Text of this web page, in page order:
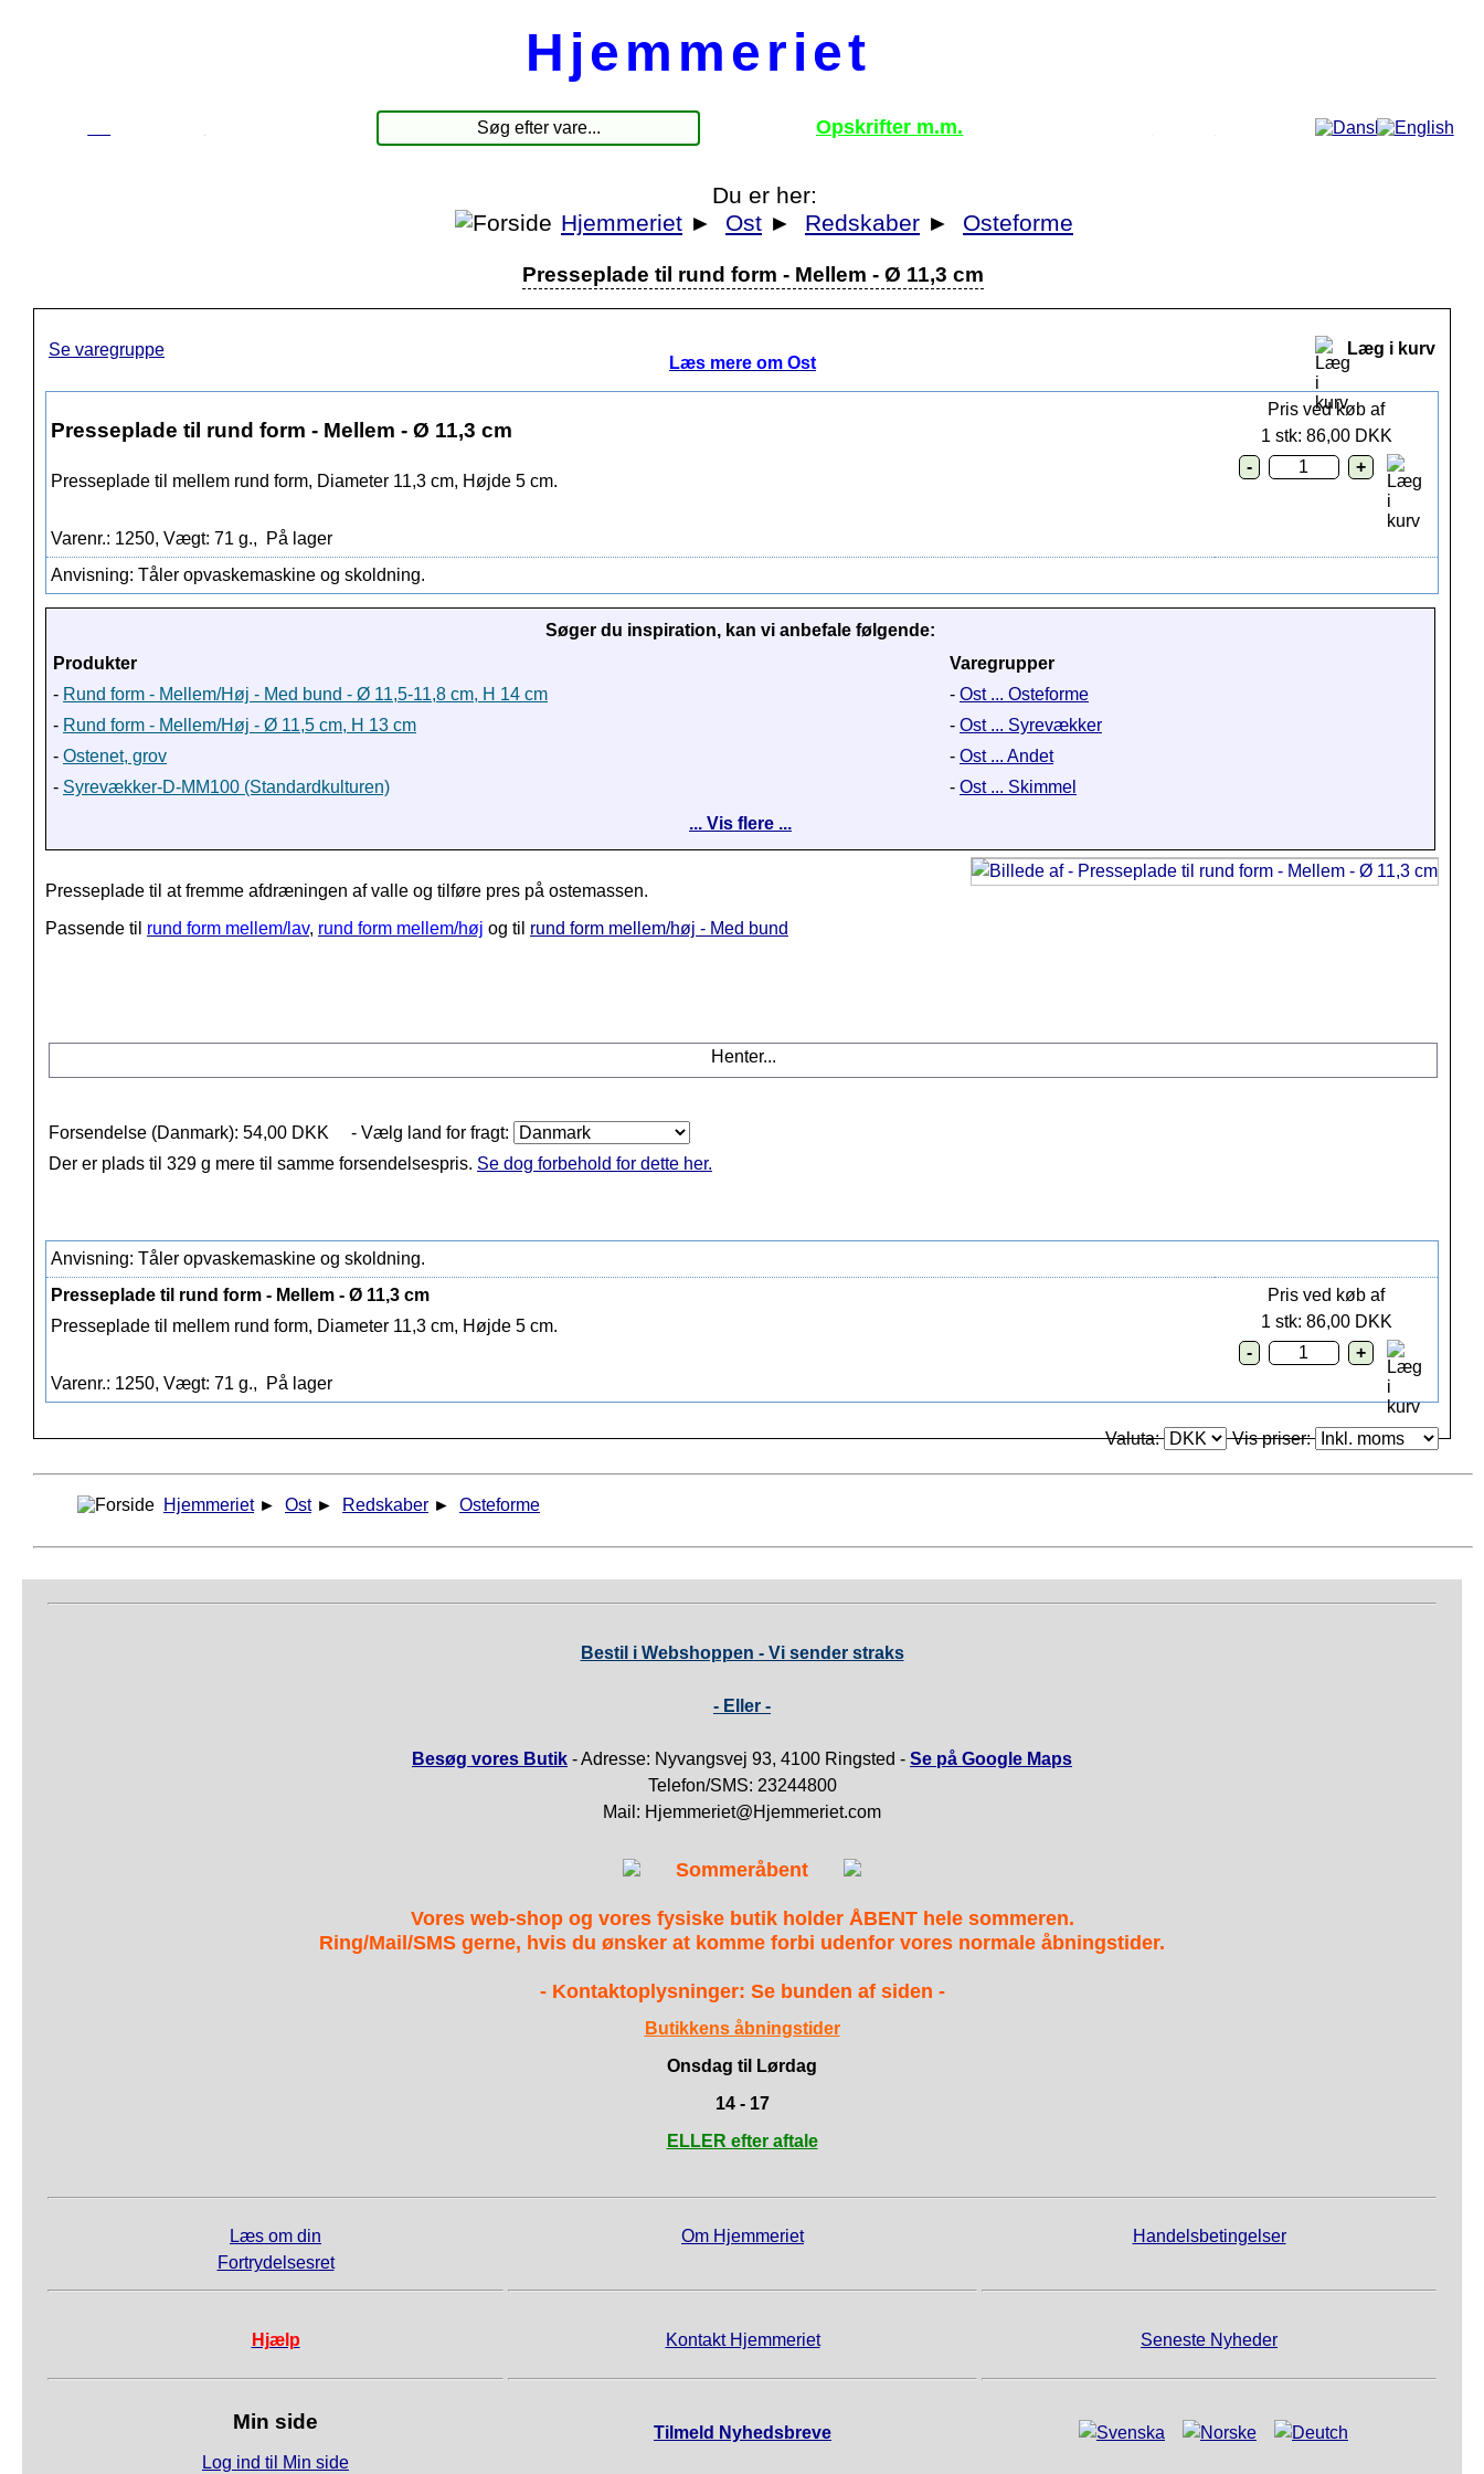
Hjemmeriet
Opskrifter m.m.
Du er her:
Hjemmeriet ► Ost ► Redskaber ► Osteforme
Presseplade til rund form - Mellem - Ø 11,3 cm
Se varegruppe
Læs mere om Ost
Læg i kurv
Presseplade til rund form - Mellem - Ø 11,3 cm
Presseplade til mellem rund form, Diameter 11,3 cm, Højde 5 cm.
Varenr.: 1250, Vægt: 71 g., På lager
Pris ved køb af
1 stk: 86,00 DKK
Anvisning: Tåler opvaskemaskine og skoldning.
Søger du inspiration, kan vi anbefale følgende:
Produkter
Varegrupper
- Rund form - Mellem/Høj - Med bund - Ø 11,5-11,8 cm, H 14 cm - Ost ... Osteforme
- Rund form - Mellem/Høj - Ø 11,5 cm, H 13 cm - Ost ... Syrevækker
- Ostenet, grov - Ost ... Andet
- Syrevækker-D-MM100 (Standardkulturen) - Ost ... Skimmel
... Vis flere ...
Presseplade til at fremme afdræningen af valle og tilføre pres på ostemassen.
Passende til rund form mellem/lav, rund form mellem/høj og til rund form mellem/høj - Med bund
Henter...
Forsendelse (Danmark): 54,00 DKK
- Vælg land for fragt:
Der er plads til 329 g mere til samme forsendelsespris. Se dog forbehold for dette her.
Anvisning: Tåler opvaskemaskine og skoldning.
Presseplade til rund form - Mellem - Ø 11,3 cm
Presseplade til mellem rund form, Diameter 11,3 cm, Højde 5 cm.
Varenr.: 1250, Vægt: 71 g., På lager
Pris ved køb af
1 stk: 86,00 DKK
Valuta: Vis priser:
Hjemmeriet ► Ost ► Redskaber ► Osteforme
Bestil i Webshoppen - Vi sender straks
- Eller -
Besøg vores Butik - Adresse: Nyvangsvej 93, 4100 Ringsted - Se på Google Maps
Telefon/SMS: 23244800
Mail: Hjemmeriet@Hjemmeriet.com
Sommeråbent
Vores web-shop og vores fysiske butik holder ÅBENT hele sommeren.
Ring/Mail/SMS gerne, hvis du ønsker at komme forbi udenfor vores normale åbningstider.
- Kontaktoplysninger: Se bunden af siden -
Butikkens åbningstider
Onsdag til Lørdag
14 - 17
ELLER efter aftale
Læs om din
Fortrydelsesret
Om Hjemmeriet Handelsbetingelser
Hjælp Kontakt Hjemmeriet Seneste Nyheder
Min side
Log ind til Min side
Tilmeld Nyhedsbreve